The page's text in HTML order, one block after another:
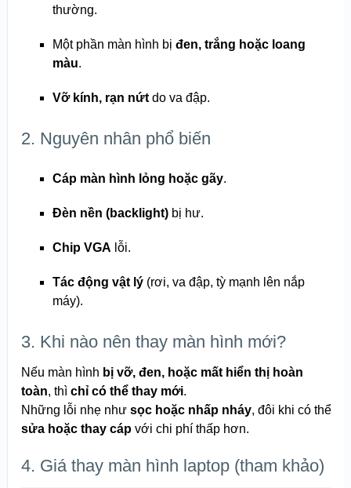
thường.
Một phần màn hình bị đen, trắng hoặc loang
màu.
Vỡ kính, rạn nứtdo va đập.
2. Nguyên nhân phổ biến
Cáp màn hình lỏng hoặc gãy.
Đèn nền (backlight)bị hư.
Chip VGA lỗi.
Tác động vật lý(rơi, va đập, tỳ mạnh lên nắp
máy).
3. Khi nào nên thay màn hình mới?
Nếu màn hình bị vỡ, đen, hoặc mất hiển thị hoàn
toàn, thì chỉ có thể thay mới.
Những lỗi nhẹ như sọc hoặc nhấp nháy, đôi khi có thể
sửa hoặc thay cápvới chi phí thấp hơn.
4. Giá thay màn hình laptop (tham khảo)